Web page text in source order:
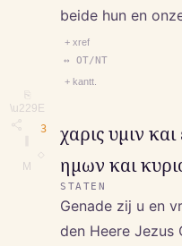
⎘
\u229E
M
beide hun en
+ xref
↔ OT/NT
+ kantt.
3
χαρις υμιν
ημων και
STATEN
Genade zij u en
den Heere Jezus